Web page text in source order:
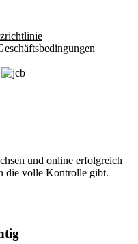
und online erfolgreich
die volle Kontrolle gibt.